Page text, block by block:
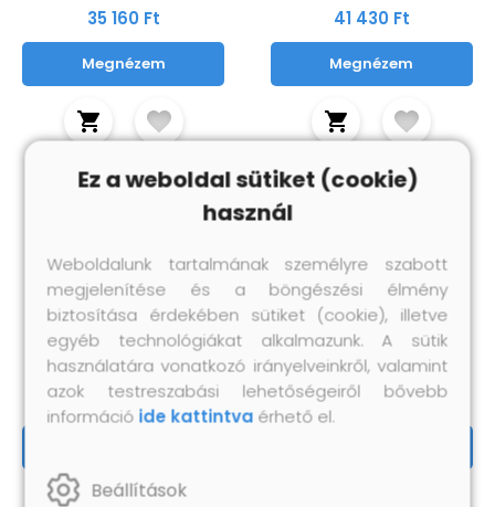
35 160 Ft
Megnézem
41 430 Ft
Megnézem
Kék emelőkaros vágó 300
mm
61 620 Ft
Kék emelőkaros vágó 125
mm
35 160 Ft
Ez a weboldal sütiket (cookie)
használ
Weboldalunk tartalmának személyre szabott
megjelenítése és a böngészési élmény
biztosítása érdekében sütiket (cookie), illetve
egyéb technológiákat alkalmazunk. A sütik
használatára vonatkozó irányelveinkről, valamint
azok testreszabási lehetőségeiről bővebb
információ ide kattintva érhető el.
Beállítások